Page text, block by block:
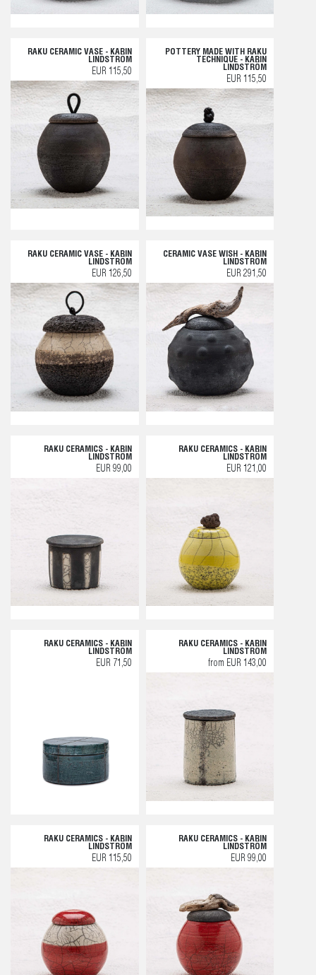
RAKU CERAMIC VASE - KARIN
LINDSTRÖM
EUR 115,50
POTTERY MADE WITH RAKU
TECHNIQUE - KARIN
LINDSTRÖM
EUR 115,50
RAKU CERAMIC VASE - KARIN
LINDSTRÖM
EUR 126,50
CERAMIC VASE WISH - KARIN
LINDSTRÖM
EUR 291,50
RAKU CERAMICS - KARIN
LINDSTRÖM
EUR 99,00
RAKU CERAMICS - KARIN
LINDSTRÖM
EUR 121,00
RAKU CERAMICS - KARIN
LINDSTRÖM
EUR 71,50
RAKU CERAMICS - KARIN
LINDSTRÖM
from EUR 143,00
RAKU CERAMICS - KARIN
LINDSTRÖM
EUR 115,50
RAKU CERAMICS - KARIN
LINDSTRÖM
EUR 99,00